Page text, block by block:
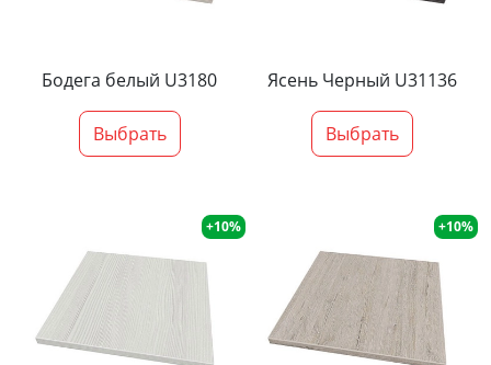
Бодега белый U3180
Выбрать
Ясень Черный U31136
Выбрать
+10% +10%